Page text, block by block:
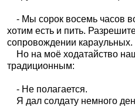
- Мы сорок восемь часов
хотим есть и пить.
сопровождении караульных.
Но на моё ходатайство
традиционным:
- Не полагается.
Я дал солдату немного